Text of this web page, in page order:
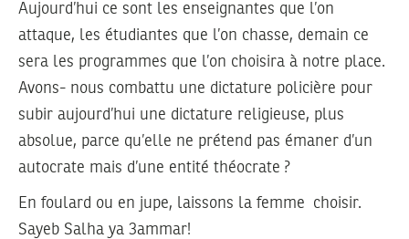
Aujourd’hui ce sont les enseignantes que l’on
attaque, les étudiantes que l’on chasse, demain ce
sera les programmes que l’on choisira à notre place.
Avons- nous combattu une dictature policière pour
subir aujourd’hui une dictature religieuse, plus
absolue, parce qu’elle ne prétend pas émaner d’un
autocrate mais d’une entité théocrate ?
En foulard ou en jupe, laissons la femme choisir.
Sayeb Salha ya 3ammar!